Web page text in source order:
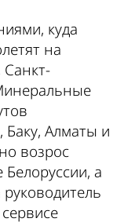
куда
на
Санкт-
Алматы и
возрос
а